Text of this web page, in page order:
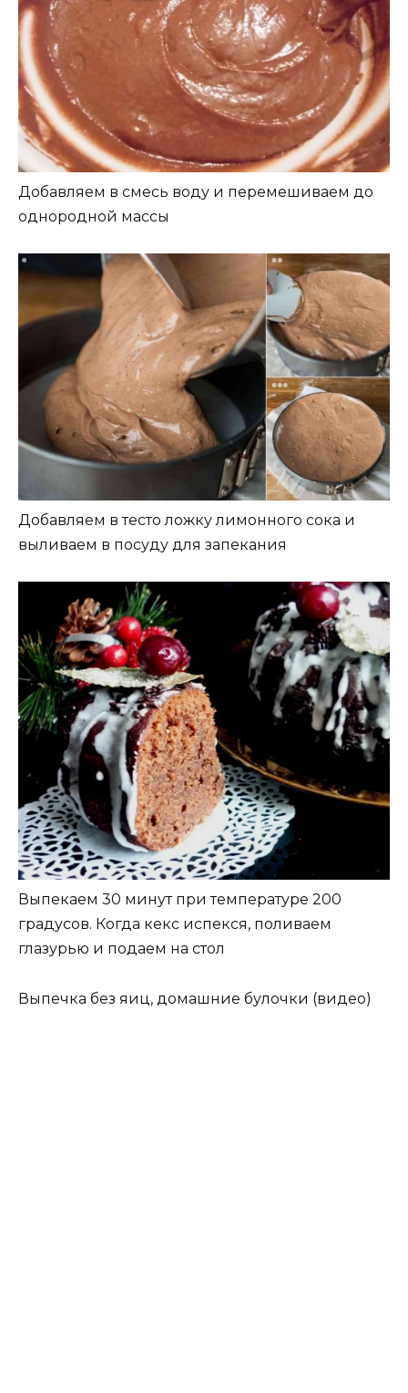
Добавляем в смесь воду и перемешиваем до
однородной массы
Добавляем в тесто ложку лимонного сока и
выливаем в посуду для запекания
Выпекаем 30 минут при температуре 200
градусов. Когда кекс испекся, поливаем
глазурью и подаем на стол
Выпечка без яиц, домашние булочки (видео)